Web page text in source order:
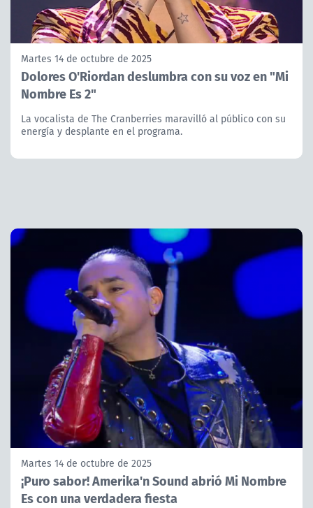
Martes 14 de octubre de 2025
Dolores O'Riordan deslumbra con su voz en "Mi
Nombre Es 2"
La vocalista de The Cranberries maravilló al público con su
energía y desplante en el programa.
Martes 14 de octubre de 2025
¡Puro sabor! Amerika'n Sound abrió Mi Nombre
Es con una verdadera fiesta